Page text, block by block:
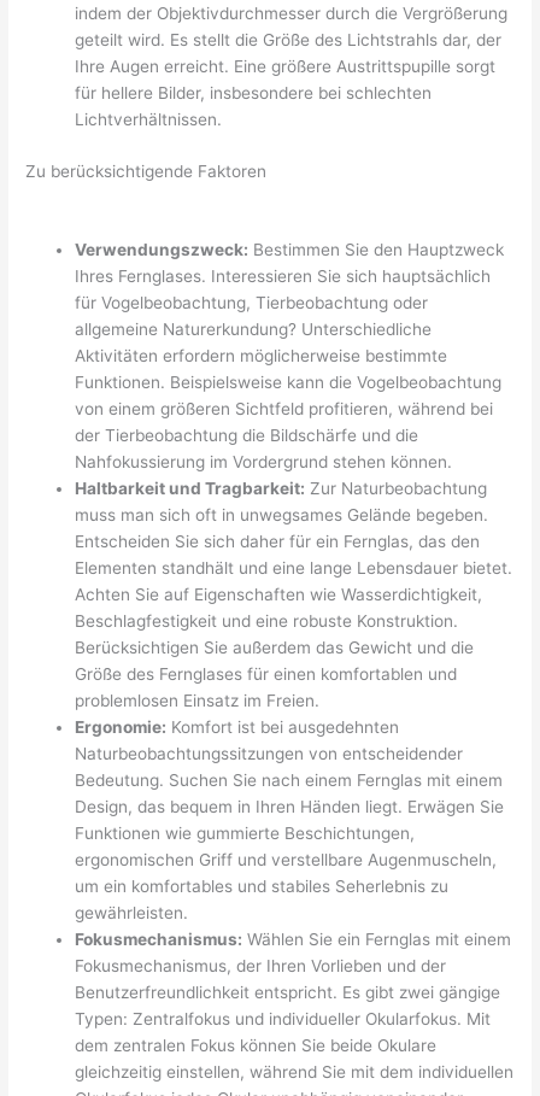
indem der Objektivdurchmesser durch die Vergrößerung
geteilt wird. Es stellt die Größe des Lichtstrahls dar, der
Ihre Augen erreicht. Eine größere Austrittspupille sorgt
für hellere Bilder, insbesondere bei schlechten
Lichtverhältnissen.
Zu berücksichtigende Faktoren
Verwendungszweck: Bestimmen Sie den Hauptzweck
Ihres Fernglases. Interessieren Sie sich hauptsächlich
für Vogelbeobachtung, Tierbeobachtung oder
allgemeine Naturerkundung? Unterschiedliche
Aktivitäten erfordern möglicherweise bestimmte
Funktionen. Beispielsweise kann die Vogelbeobachtung
von einem größeren Sichtfeld profitieren, während bei
der Tierbeobachtung die Bildschärfe und die
Nahfokussierung im Vordergrund stehen können.
Haltbarkeit und Tragbarkeit: Zur Naturbeobachtung
muss man sich oft in unwegsames Gelände begeben.
Entscheiden Sie sich daher für ein Fernglas, das den
Elementen standhält und eine lange Lebensdauer bietet.
Achten Sie auf Eigenschaften wie Wasserdichtigkeit,
Beschlagfestigkeit und eine robuste Konstruktion.
Berücksichtigen Sie außerdem das Gewicht und die
Größe des Fernglases für einen komfortablen und
problemlosen Einsatz im Freien.
Ergonomie: Komfort ist bei ausgedehnten
Naturbeobachtungssitzungen von entscheidender
Bedeutung. Suchen Sie nach einem Fernglas mit einem
Design, das bequem in Ihren Händen liegt. Erwägen Sie
Funktionen wie gummierte Beschichtungen,
ergonomischen Griff und verstellbare Augenmuscheln,
um ein komfortables und stabiles Seherlebnis zu
gewährleisten.
Fokusmechanismus: Wählen Sie ein Fernglas mit einem
Fokusmechanismus, der Ihren Vorlieben und der
Benutzerfreundlichkeit entspricht. Es gibt zwei gängige
Typen: Zentralfokus und individueller Okularfokus. Mit
dem zentralen Fokus können Sie beide Okulare
gleichzeitig einstellen, während Sie mit dem individuellen